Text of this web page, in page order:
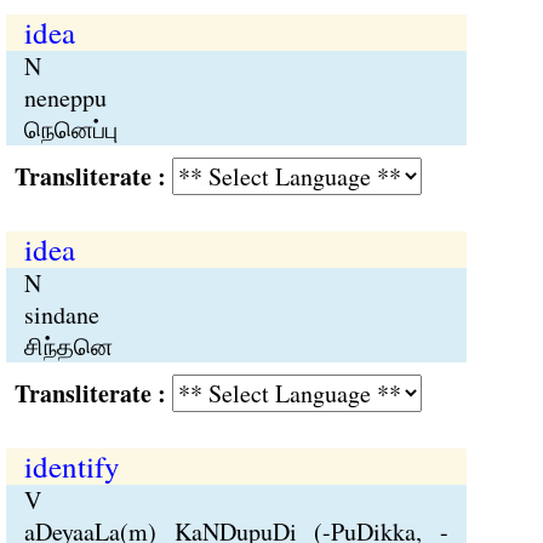
idea
N
neneppu
நெனெப்பு
:
idea
N
sindane
சிந்தனெ
:
identify
V
aDeyaaLa(m) KaNDupuDi (-PuDikka, -